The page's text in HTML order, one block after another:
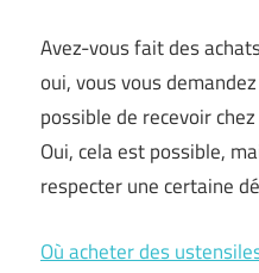
Avez-vous fait des
oui, vous vous
possible de recevoir
Oui, cela est possible,
respecter une certaine
Où acheter des